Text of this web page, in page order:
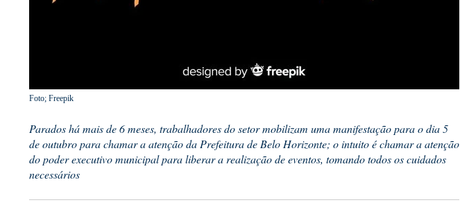
Foto; Freepik
Parados há mais de 6 meses, trabalhadores do setor mobilizam uma manifestação para o dia 5
de outubro para chamar a atenção da Prefeitura de Belo Horizonte; o intuito é chamar a atenção
do poder executivo municipal para liberar a realização de eventos, tomando todos os cuidados
necessários